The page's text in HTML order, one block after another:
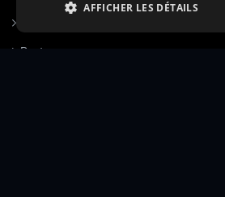
Poster une annonce
AFFICHER LES DÉTAILS